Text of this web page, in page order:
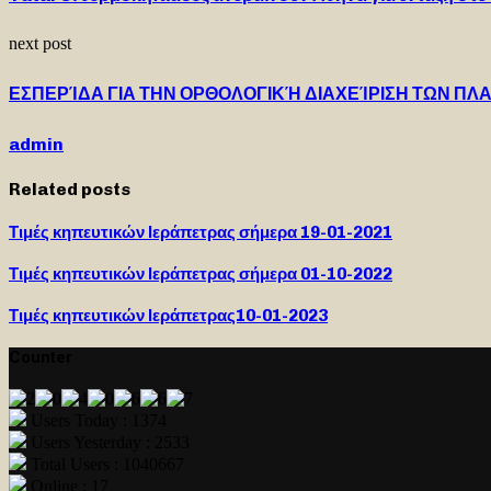
next post
ΕΣΠΕΡΊΔΑ ΓΙΑ ΤΗΝ ΟΡΘΟΛΟΓΙΚΉ ΔΙΑΧΕΊΡΙΣΗ ΤΩΝ
admin
Related posts
Τιμές κηπευτικών Ιεράπετρας σήμερα 19-01-2021
Τιμές κηπευτικών Ιεράπετρας σήμερα 01-10-2022
Τιμές κηπευτικών Ιεράπετρας10-01-2023